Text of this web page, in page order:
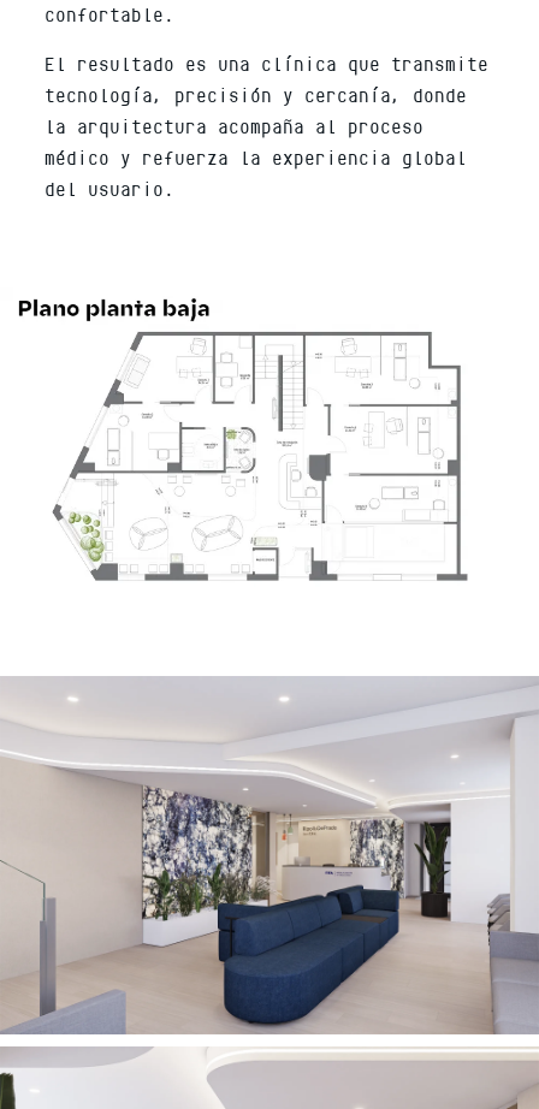
confortable.
El resultado es una clínica que transmite
tecnología, precisión y cercanía, donde
la arquitectura acompaña al proceso
médico y refuerza la experiencia global
del usuario.